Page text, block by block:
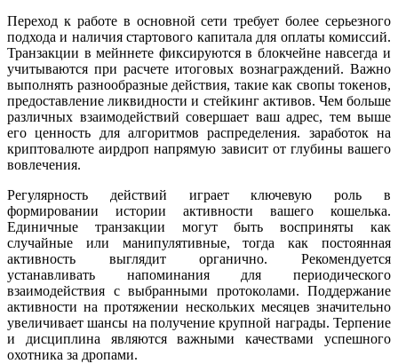
Переход к работе в основной сети требует более серьезного
подхода и наличия стартового капитала для оплаты комиссий.
Транзакции в мейннете фиксируются в блокчейне навсегда и
учитываются при расчете итоговых вознаграждений. Важно
выполнять разнообразные действия, такие как свопы токенов,
предоставление ликвидности и стейкинг активов. Чем больше
различных взаимодействий совершает ваш адрес, тем выше
его ценность для алгоритмов распределения. заработок на
криптовалюте аирдроп напрямую зависит от глубины вашего
вовлечения.
Регулярность действий играет ключевую роль в
формировании истории активности вашего кошелька.
Единичные транзакции могут быть восприняты как
случайные или манипулятивные, тогда как постоянная
активность выглядит органично. Рекомендуется
устанавливать напоминания для периодического
взаимодействия с выбранными протоколами. Поддержание
активности на протяжении нескольких месяцев значительно
увеличивает шансы на получение крупной награды. Терпение
и дисциплина являются важными качествами успешного
охотника за дропами.